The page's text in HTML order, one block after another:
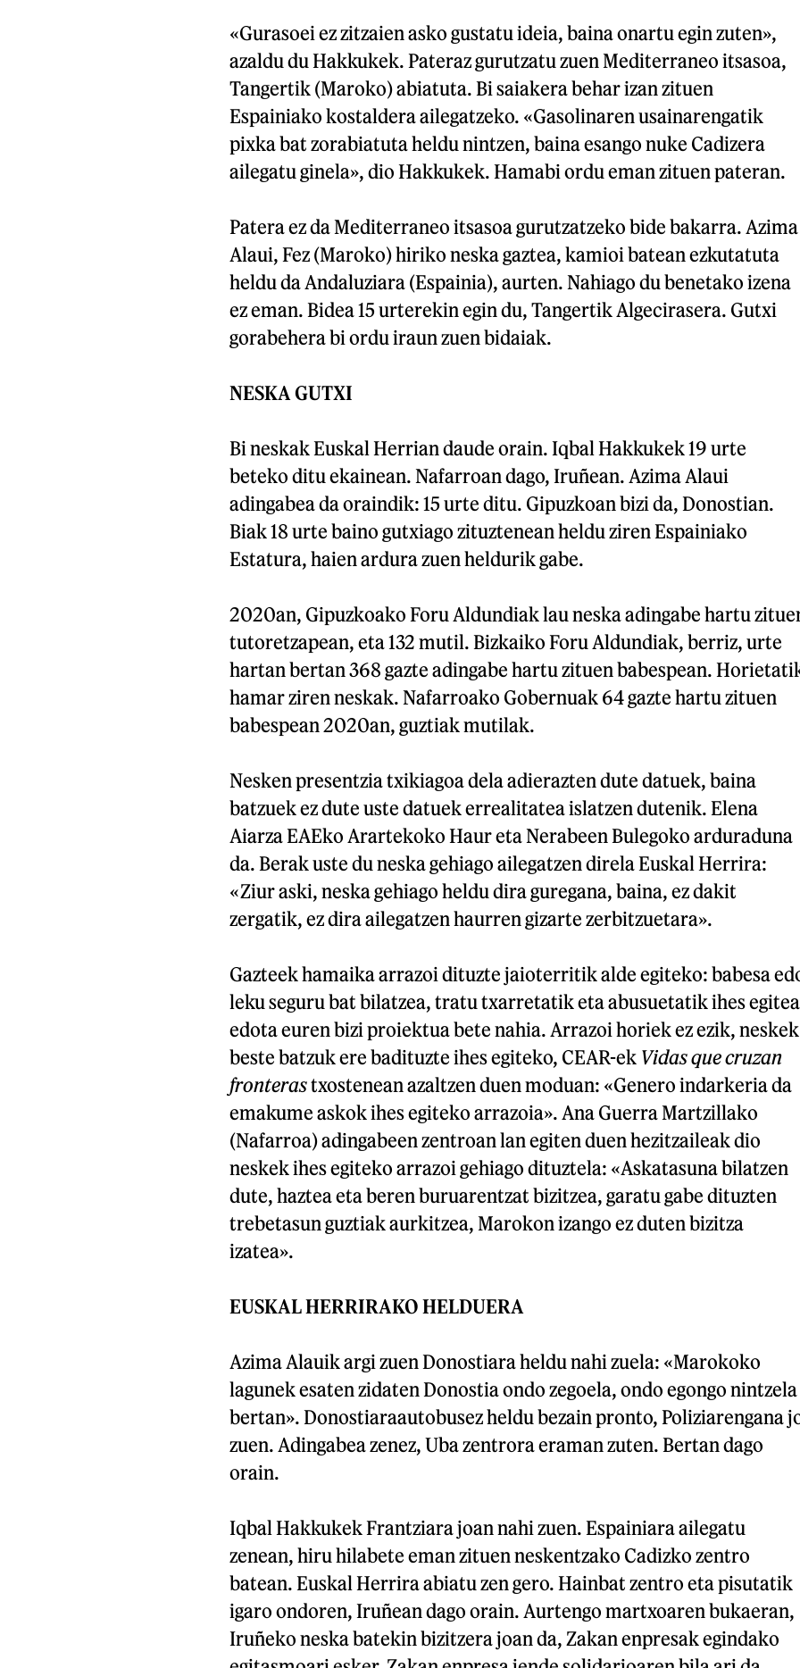
«Gurasoei ez zitzaien asko gustatu ideia, baina onartu egin zuten»,
azaldu du Hakkukek. Pateraz gurutzatu zuen Mediterraneo itsasoa,
Tangertik (Maroko) abiatuta. Bi saiakera behar izan zituen
Espainiako kostaldera ailegatzeko. «Gasolinaren usainarengatik
pixka bat zorabiatuta heldu nintzen, baina esango nuke Cadizera
ailegatu ginela», dio Hakkukek. Hamabi ordu eman zituen pateran.
Patera ez da Mediterraneo itsasoa gurutzatzeko bide bakarra. Azima
Alaui, Fez (Maroko) hiriko neska gaztea, kamioi batean ezkutatuta
heldu da Andaluziara (Espainia), aurten. Nahiago du benetako izena
ez eman. Bidea 15 urterekin egin du, Tangertik Algecirasera. Gutxi
gorabehera bi ordu iraun zuen bidaiak.
NESKA GUTXI
Bi neskak Euskal Herrian daude orain. Iqbal Hakkukek 19 urte
beteko ditu ekainean. Nafarroan dago, Iruñean. Azima Alaui
adingabea da oraindik: 15 urte ditu. Gipuzkoan bizi da, Donostian.
Biak 18 urte baino gutxiago zituztenean heldu ziren Espainiako
Estatura, haien ardura zuen heldurik gabe.
2020an, Gipuzkoako Foru Aldundiak lau neska adingabe hartu
tutoretzapean, eta 132 mutil. Bizkaiko Foru Aldundiak, berriz, urte
hartan bertan 368 gazte adingabe hartu zituen babespean.
hamar ziren neskak. Nafarroako Gobernuak 64 gazte hartu zituen
babespean 2020an, guztiak mutilak.
Nesken presentzia txikiagoa dela adierazten dute datuek, baina
batzuek ez dute uste datuek errealitatea islatzen dutenik. Elena
Aiarza EAEko Arartekoko Haur eta Nerabeen Bulegoko arduraduna
da. Berak uste du neska gehiago ailegatzen direla Euskal Herrira:
«Ziur aski, neska gehiago heldu dira guregana, baina, ez dakit
zergatik, ez dira ailegatzen haurren gizarte zerbitzuetara».
Gazteek hamaika arrazoi dituzte jaioterritik alde egiteko: babesa
leku seguru bat bilatzea, tratu txarretatik eta abusuetatik ihes
edota euren bizi proiektua bete nahia. Arrazoi horiek ez ezik, neskek
beste batzuk ere badituzte ihes egiteko, CEAR-ek Vidas que cruzan
fronterastxostenean azaltzen duen moduan: «Genero indarkeria da
emakume askok ihes egiteko arrazoia». Ana Guerra Martzillako
(Nafarroa) adingabeen zentroan lan egiten duen hezitzaileak dio
neskek ihes egiteko arrazoi gehiago dituztela: «Askatasuna bilatzen
dute, haztea eta beren buruarentzat bizitzea, garatu gabe dituzten
trebetasun guztiak aurkitzea, Marokon izango ez duten bizitza
izatea».
EUSKAL HERRIRAKO HELDUERA
Azima Alauik argi zuen Donostiara heldu nahi zuela: «Marokoko
lagunek esaten zidaten Donostia ondo zegoela, ondo egongo nintzela
bertan». Donostiaraautobusez heldu bezain pronto, Poliziarengana
zuen. Adingabea zenez, Uba zentrora eraman zuten. Bertan dago
orain.
Iqbal Hakkukek Frantziara joan nahi zuen. Espainiara ailegatu
zenean, hiru hilabete eman zituen neskentzako Cadizko zentro
batean. Euskal Herrira abiatu zen gero. Hainbat zentro eta pisutatik
igaro ondoren, Iruñean dago orain. Aurtengo martxoaren bukaeran,
Iruñeko neska batekin bizitzera joan da, Zakan enpresak egindako